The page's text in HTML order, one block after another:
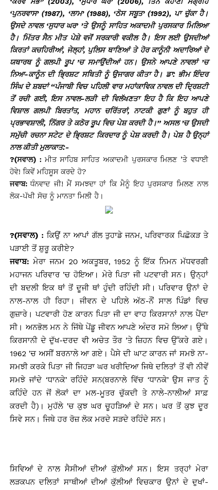
‘ਪੁਨਰਵਾਸ’ (1987), ‘ਲਾਮ’ (1988), ‘ਠੋਸ ਸਬੂਤ’ (1992), ਪਾ ਚੁੱਕਾ ਹੈ।
ਉਸਦੇ ਨਾਵਲ ‘ਸੁਧਾਰ ਘਰ’ ’ਤੇ ਉਸਨੂੰ ਸਾਹਿਤ ਅਕਾਦਮੀ ਪੁਰਸਕਾਰ ਮਿਲਿਆ
ਹੈ। ਮਿੱਤਰ ਸੈਨ ਮੀਤ ਪੇਸ਼ੇ ਵਜੋਂ ਸਰਕਾਰੀ ਵਕੀਲ ਹੈ। ਇਸ ਲਈ ਉਸਦੀਆਂ
ਕਿਰਤਾਂ ਕਚਹਿਰੀਆਂ, ਜੇਲ੍ਹਾਂ, ਪੁਲਿਸ ਥਾਣਿਆਂ ਤੇ ਹੋਰ ਕਾਨੂੰਨੀ ਅਦਾਰਿਆਂ ਦੇ
ਯਥਾਰਥ ਨੂੰ ਗਲਪੀ ਰੂਪ ’ਚ ਸਮਾਉਂਦੀਆਂ ਹਨ। ਉਸਨੇ ਆਪਣੇ ਨਾਵਲਾਂ ’ਚ
ਨਿਆ-ਕਾਨੂੰਨ ਦੀ ਭ੍ਰਿਸ਼ਟ ਸਥਿਤੀ ਨੂੰ ਉਜਾਗਰ ਕੀਤਾ ਹੈ। ਡਾ: ਭੀਮ ਇੰਦਰ
ਸਿੰਘ ਦੇ ਸ਼ਬਦਾਂ ‘‘ਪੰਜਾਬੀ ਵਿਚ ਪਹਿਲੀ ਵਾਰ ਮਹਾਂਕਾਵਿਕ ਨਾਵਲ ਦੀ ਦ੍ਰਿਸ਼ਟੀ
ਤੋਂ ਰਚੀ ਗਈ, ਇਸ ਨਾਵਲ-ਲੜੀ ਦੀ ਵਿਲੱਖਣਤਾ ਇਹ ਹੈ ਕਿ ਇਹ ਆਪਣੇ
ਵਿਸ਼ਾਲ ਗਲਪੀ ਬਿਰਤਾਂਤ, ਮਹਾਨ ਚਰਿੱਤਰਾਂ, ਨਾਟਕੀ ਗੁਣਾਂ ਨੂੰ ਬਹੁਤ ਹੀ
ਪ੍ਰਭਾਵਸ਼ਾਲੀ, ਨਿੱਗਰ ਤੇ ਕਠੋਰ ਰੂਪ ਵਿਚ ਪੇਸ਼ ਕਰਦੀ ਹੈ।’’ ਅਸਲ ’ਚ ਉਸਦੀ
ਸਮੁੱਚੀ ਰਚਨਾ ਸਟੇਟ ਦੇ ਭ੍ਰਿਸ਼ਟ ਕਿਰਦਾਰ ਨੂੰ ਪੇਸ਼ ਕਰਦੀ ਹੈ। ਪੇਸ਼ ਹੈ ਉਨ੍ਹਾਂ
ਨਾਲ ਕੀਤੀ ਮੁਲਾਕਾਤ:-
?(ਸਵਾਲ) :ਮੀਤ ਸਾਹਿਬ ਸਾਹਿਤ ਅਕਾਦਮੀ ਪੁਰਸਕਾਰ ਮਿਲਣ ’ਤੇ ਵਧਾਈ
ਹੋਵੇ! ਕਿਵੇਂ ਮਹਿਸੂਸ ਕਰਦੇ ਹੋ?
ਜਵਾਬ:ਧੰਨਵਾਦ ਜੀ! ਮੈਂ ਸਮਝਦਾ ਹਾਂ ਕਿ ਮੈਨੂੰ ਇਹ ਪੁਰਸਕਾਰ ਮਿਲਣ ਨਾਲ
ਲੋਕ-ਪੱਖੀ ਸੋਚ ਨੂੰ ਮਾਨਤਾ ਮਿਲੀ ਹੈ।
?(ਸਵਾਲ) : ਕਿਉਂ ਨਾ ਆਪਾਂ ਗੱਲ ਤੁਹਾਡੇ ਜਨਮ, ਪਰਿਵਾਰਕ ਪਿਛੋਕੜ ਤੇ
ਪੜਾਈ ਤੋਂ ਸ਼ੁਰੂ ਕਰੀਏ?
ਜਵਾਬ: ਮੇਰਾ ਜਨਮ 20 ਅਕਤੂਬਰ, 1952 ਨੂੰ ਇੱਕ ਨਿਮਨ ਮੱਧਵਰਗੀ
ਮਹਾਜਨ ਪਰਿਵਾਰ ’ਚ ਹੋਇਆ। ਮੇਰੇ ਪਿਤਾ ਜੀ ਪਟਵਾਰੀ ਸਨ। ਉਨ੍ਹਾਂ
ਦੀ ਬਦਲੀ ਇਕ ਥਾਂ ਤੋਂ ਦੂਜੀ ਥਾਂ ਹੁੰਦੀ ਰਹਿੰਦੀ ਸੀ। ਪਰਿਵਾਰ ਉਨਾਂ ਦੇ
ਨਾਲ-ਨਾਲ ਹੀ ਰਿਹਾ। ਜੀਵਨ ਦੇ ਪਹਿਲੇ ਅੱਠ-ਨੌਂ ਸਾਲ ਪਿੰਡਾਂ ਵਿਚ
ਗੁਜ਼ਾਰੇ। ਪਟਵਾਰੀ ਹੋਣ ਕਾਰਨ ਪਿਤਾ ਜੀ ਦਾ ਵਾਹ ਕਿਰਸਾਨਾਂ ਨਾਲ ਪੈਂਦਾ
ਸੀ। ਅਨਭੋਲ ਮਨ ਨੇ ਜਿੱਥੇ ਪੇਂਡੂ ਜੀਵਨ ਆਪਣੇ ਅੰਦਰ ਸਮੋ ਲਿਆ। ਉੱਥੇ
ਕਿਰਸਾਨੀ ਦੇ ਦੁੱਖ-ਦਰਦ ਵੀ ਅਚੇਤ ਤੌਰ ’ਤੇ ਜ਼ਿਹਨ ਵਿਚ ਉੱਕਰੇ ਗਏ।
1962 ’ਚ ਅਸੀਂ ਬਰਨਾਲੇ ਆ ਗਏ। ਪੈਸੇ ਦੀ ਘਾਟ ਕਾਰਨ ਜਾਂ ਸਮਝੋ ਨਾ-
ਸਮਝੀ ਕਰਕੇ ਪਿਤਾ ਜੀ ਜਿਹੜਾ ਘਰ ਖਰੀਦਿਆ ਜਿਥੇ ਦਲਿਤਾਂ ਤੋਂ ਵੀ ਨੀਵੇਂ
ਸਮਝੇ ਜਾਂਦੇ ‘ਧਾਨਕੇ’ ਰਹਿੰਦੇ ਸਨ(ਬਰਨਾਲੇ ਵਿੱਚ ‘ਧਾਨਕੇ’ ਉਸ ਜਾਤ ਨੂੰ
ਕਹਿੰਦੇ ਹਨ ਜੋਂ ਲੋਕਾਂ ਦਾ ਮਲ-ਮੂਤਰ ਚੁੱਕਦੀ ਤੇ ਨਾਲੇ-ਨਾਲੀਆਂ ਸਾਫ਼
ਕਰਦੀ ਹੈ)। ਮੁਹੱਲੇ ’ਚ ਕੁਝ ਘਰ ਚੂਹੜਿਆਂ ਦੇ ਸਨ। ਘਰ ਤੋਂ ਕੁਝ ਦੂਰ
ਸਿਵੇ ਸਨ। ਜਿਥੇ ਹਰ ਰੋਜ਼ ਲੋਕ ਮਰਦੇ ਸੜਦੇ ਰਹਿੰਦੇ ਸਨ।
ਸਿਵਿਆਂ ਦੇ ਨਾਲ ਸੈਸੀਆਂ ਦੀਆਂ ਕੁੱਲੀਆਂ ਸਨ। ਇਸ ਤਰ੍ਹਾਂ ਮੇਰਾ
ਲੜਕਪਨ ਦਲਿਤਾਂ ਸਾਥੀਆਂ ਦੀਆਂ ਕੁੱਲੀਆਂ ਵਿਚਕਾਰ ਉਨਾਂ ਦੇ ਦੁਖਾਂ-